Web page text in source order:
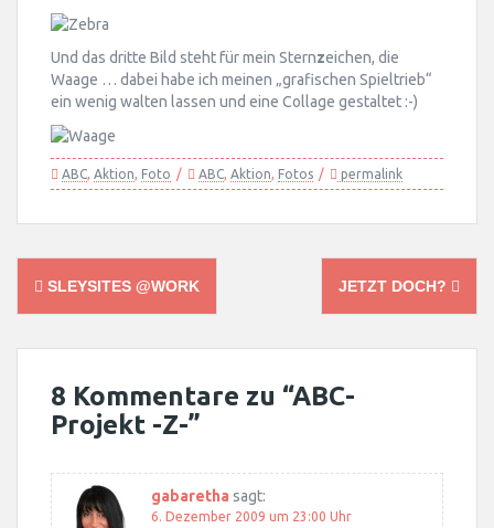
Und das dritte Bild steht für mein Sternzeichen, die
Waage … dabei habe ich meinen „grafischen Spieltrieb“
ein wenig walten lassen und eine Collage gestaltet :-)
ABC, Aktion, Foto ABC, Aktion, Fotos permalink
Post
navigation
SLEYSITES @WORK JETZT DOCH?
8 Kommentare zu “ABC-
Projekt -Z-”
gabaretha sagt:
6. Dezember 2009 um 23:00 Uhr